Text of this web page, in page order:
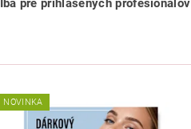
Iba pre prihlásených profesionálov
NOVINKA